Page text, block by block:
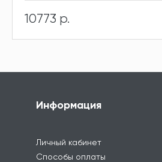
10773 р.
Информация
Личный кабинет
Способы оплаты